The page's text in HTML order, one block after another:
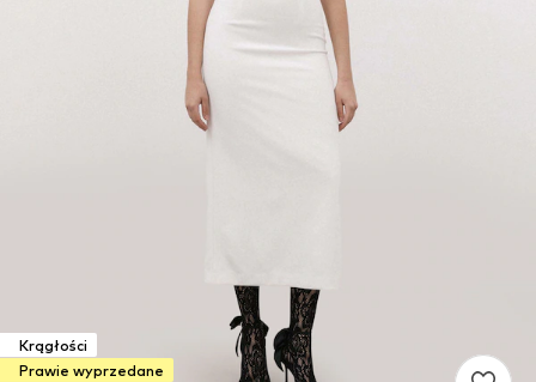
Krągłości
Prawie wyprzedane